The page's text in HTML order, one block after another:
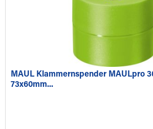
MAUL Klammernspender MAULpro
73x60mm...